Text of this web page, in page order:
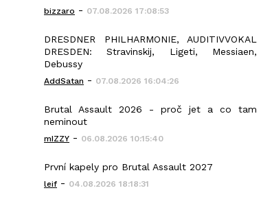
bizzaro - 07.08.2026 17:08:53
DRESDNER PHILHARMONIE, AUDITIVVOKAL
DRESDEN: Stravinskij, Ligeti, Messiaen,
Debussy
AddSatan - 07.08.2026 16:04:26
Brutal Assault 2026 - proč jet a co tam
neminout
mIZZY - 06.08.2026 10:15:40
První kapely pro Brutal Assault 2027
leif - 04.08.2026 18:18:31